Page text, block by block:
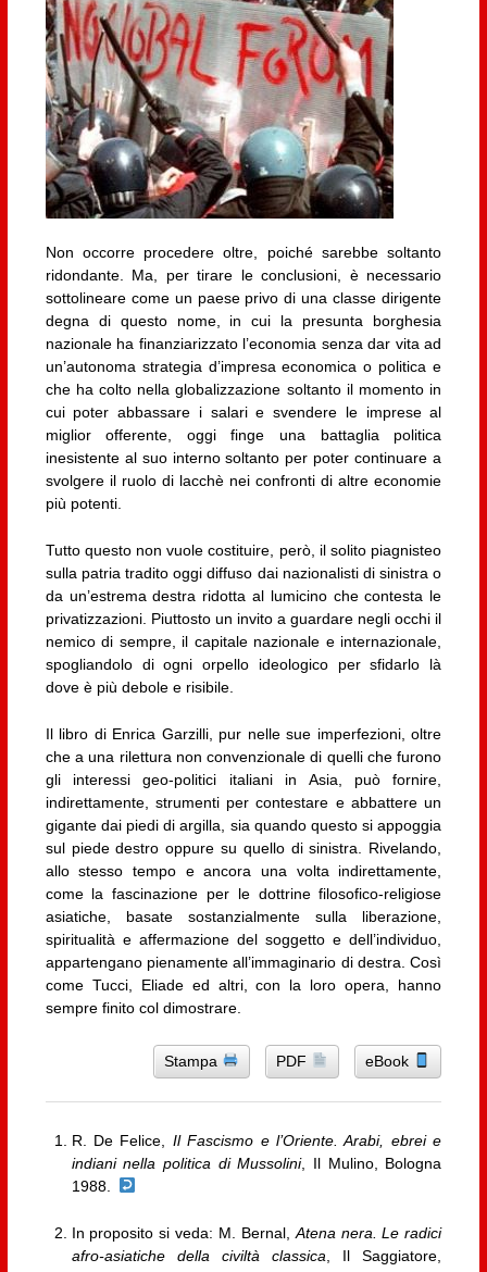
Non occorre procedere oltre, poiché sarebbe soltanto
ridondante. Ma, per tirare le conclusioni, è necessario
sottolineare come un paese privo di una classe dirigente
degna di questo nome, in cui la presunta borghesia
nazionale ha finanziarizzato l’economia senza dar vita ad
un’autonoma strategia d’impresa economica o politica e
che ha colto nella globalizzazione soltanto il momento in
cui poter abbassare i salari e svendere le imprese al
miglior offerente, oggi finge una battaglia politica
inesistente al suo interno soltanto per poter continuare a
svolgere il ruolo di lacchè nei confronti di altre economie
più potenti.
Tutto questo non vuole costituire, però, il solito piagnisteo
sulla patria tradito oggi diffuso dai nazionalisti di sinistra o
da un’estrema destra ridotta al lumicino che contesta le
privatizzazioni. Piuttosto un invito a guardare negli occhi il
nemico di sempre, il capitale nazionale e internazionale,
spogliandolo di ogni orpello ideologico per sfidarlo là
dove è più debole e risibile.
Il libro di Enrica Garzilli, pur nelle sue imperfezioni, oltre
che a una rilettura non convenzionale di quelli che furono
gli interessi geo-politici italiani in Asia, può fornire,
indirettamente, strumenti per contestare e abbattere un
gigante dai piedi di argilla, sia quando questo si appoggia
sul piede destro oppure su quello di sinistra. Rivelando,
allo stesso tempo e ancora una volta indirettamente,
come la fascinazione per le dottrine filosofico-religiose
asiatiche, basate sostanzialmente sulla liberazione,
spiritualità e affermazione del soggetto e dell’individuo,
appartengano pienamente all’immaginario di destra. Così
come Tucci, Eliade ed altri, con la loro opera, hanno
sempre finito col dimostrare.
Stampa PDF eBook
R. De Felice, Il Fascismo e l’Oriente. Arabi, ebrei e
indiani nella politica di Mussolini, Il Mulino, Bologna
1988.
In proposito si veda: M. Bernal, Atena nera. Le radici
afro-asiatiche della civiltà classica , Il Saggiatore,